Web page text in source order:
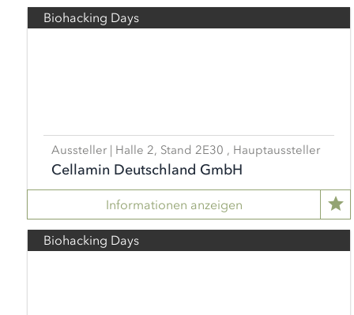
Biohacking Days
Aussteller | Halle 2, Stand 2E30 , Hauptaussteller
Cellamin Deutschland GmbH
Informationen anzeigen
Biohacking Days